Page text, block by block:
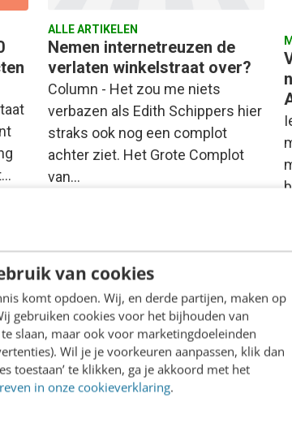
van cookies
komt opdoen. Wij, en derde partijen, maken op
gebruiken cookies voor het bijhouden van
slaan, maar ook voor marketingdoeleinden
Wil je je voorkeuren aanpassen, klik dan
toestaan’ te klikken, ga je akkoord met het
in onze cookieverklaring.
ALLE ARTIKELEN
Nemen internetreuzen de
verlaten winkelstraat over?
Column - Het zou me niets
verbazen als Edith Schippers hier
straks ook nog een complot
achter ziet. Het Grote Complot
van…